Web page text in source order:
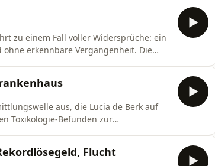
zu einem Fall voller Widersprüche: ein
erkennbare Vergangenheit. Die
aus, die Lucia de Berk auf
Toxikologie-Befunden zur
Flucht